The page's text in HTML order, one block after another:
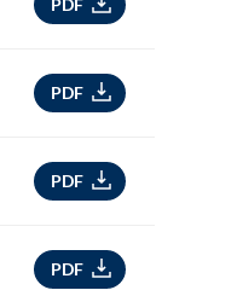
PDF
PDF
PDF
PDF